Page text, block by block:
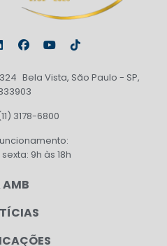
Bela Vista, São Paulo - SP,
3178-6800
9h às 18h
AMB